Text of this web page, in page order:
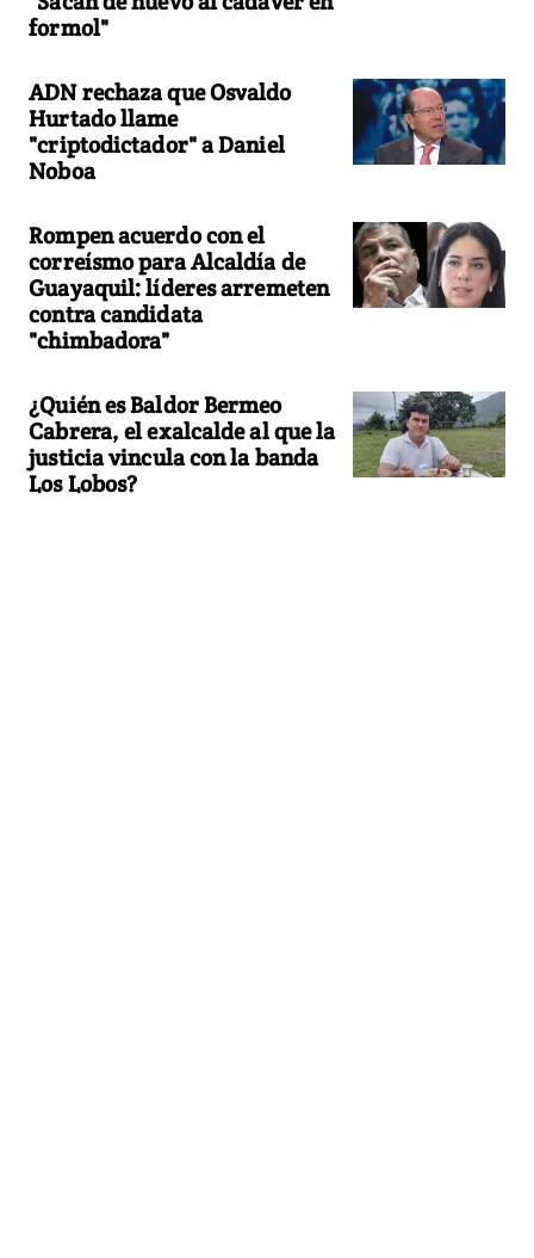
formol"
ADN rechaza que Osvaldo
Hurtado llame
"criptodictador" a Daniel
Noboa
Rompen acuerdo con el
correísmo para Alcaldía de
Guayaquil: líderes arremeten
contra candidata
"chimbadora"
¿Quién es Baldor Bermeo
Cabrera, el exalcalde al que la
justicia vincula con la banda
Los Lobos?